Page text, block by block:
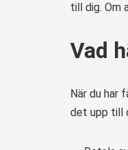
till dig. Om
Vad
När du har
det upp till